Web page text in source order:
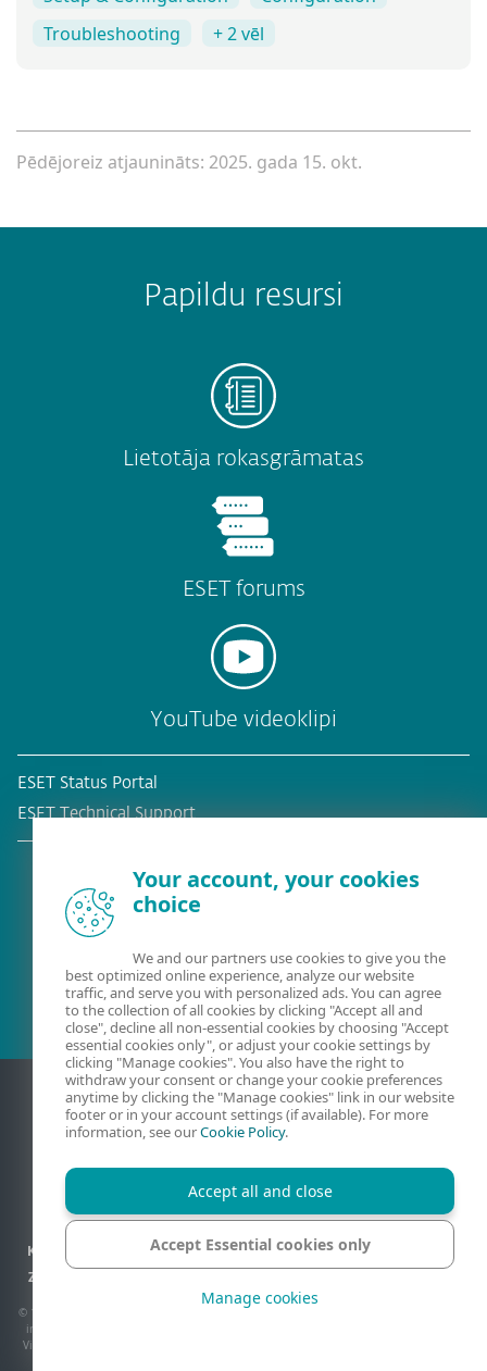
Troubleshooting
+ 2 vēl
Pēdējoreiz atjaunināts: 2025. gada 15. okt.
Papildu resursi
Lietotāja rokasgrāmatas
ESET forums
YouTube videoklipi
ESET Status Portal
ESET Technical Support
Esošais klients?
Kontaktinformācija Konfidencialitāte
Juridiskā informācija
Ziņot par ievainojamībām
© 1992 - 2026 ESET, spol. s r.o. - Visas tiesības paturētas. Šeit izmantotās preču zīmes
ir ESET, spol. s r.o. vai ESET North America preču zīmes vai reģistrētas preču zīmes.
Visi pārējie nosaukumi un zīmoli ir to atbilstošo uzņēmumu reģistrētas preču zīmes.
Your account, your cookies
choice
We and our partners use cookies to give you the
best optimized online experience, analyze our website
traffic, and serve you with personalized ads. You can agree
to the collection of all cookies by clicking "Accept all and
close", decline all non-essential cookies by choosing "Accept
essential cookies only", or adjust your cookie settings by
clicking "Manage cookies". You also have the right to
withdraw your consent or change your cookie preferences
anytime by clicking the "Manage cookies" link in our website
footer or in your account settings (if available). For more
information, see ourCookie Policy.
Accept all and close
Accept Essential cookies only
Manage cookies